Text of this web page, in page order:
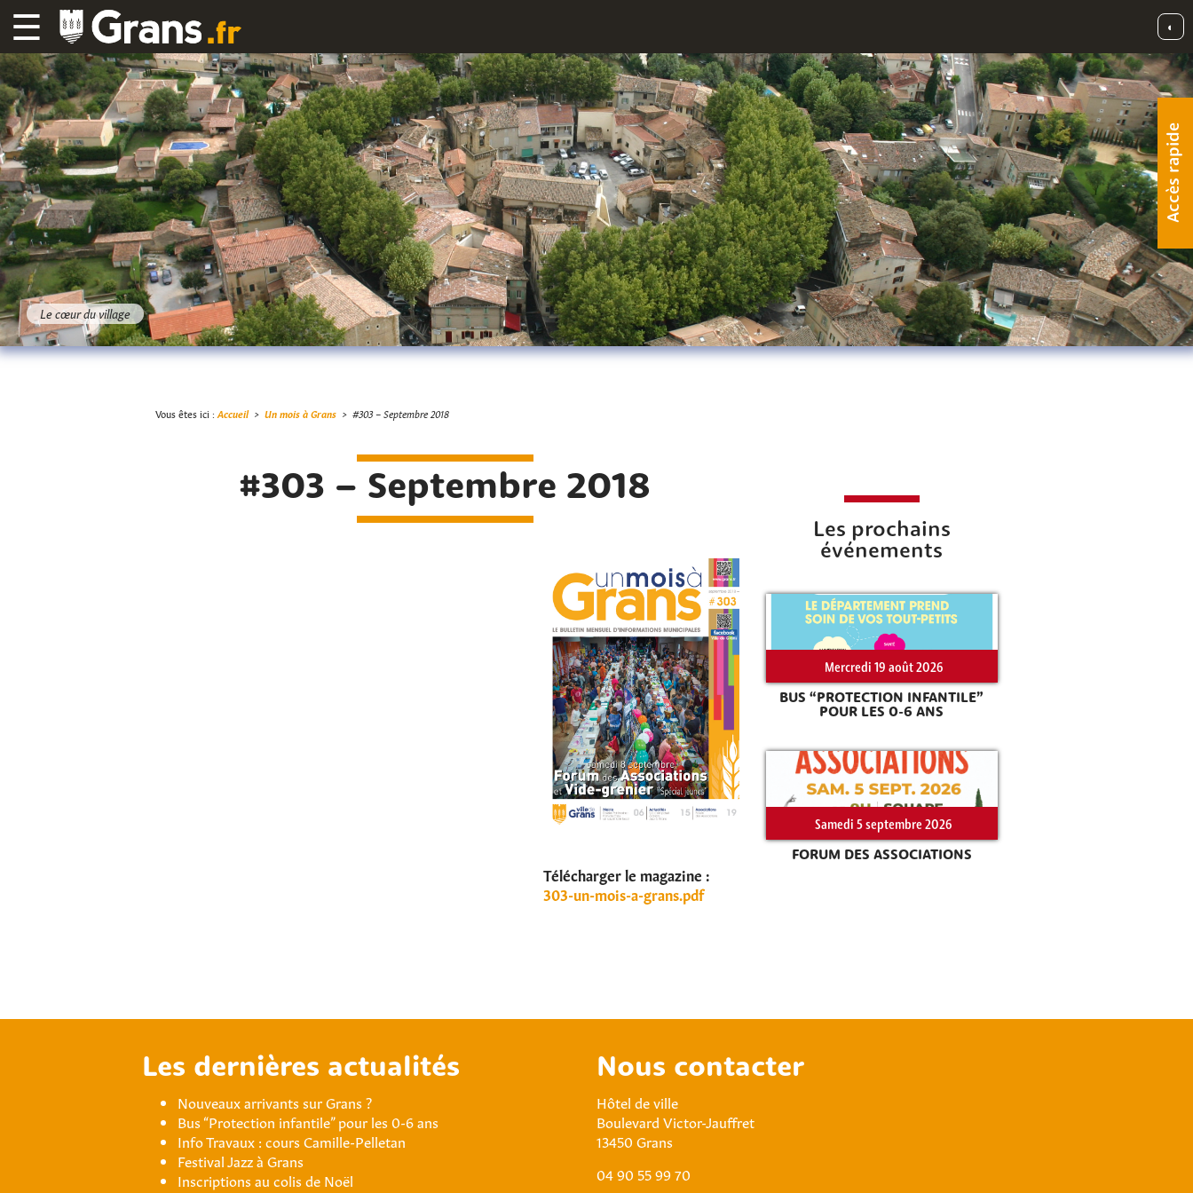
☰ ◐
Accès rapide
Rechercher sur le site
Le cœur du village
Vous êtes ici : Accueil> Un mois à Grans > #303 – Septembre 2018
#303 – Septembre 2018
Télécharger le magazine :
303-un-mois-a-grans.pdf
Les prochains
événements
Mercredi 19 août 2026
BUS “PROTECTION INFANTILE”
POUR LES 0-6 ANS
Samedi 5 septembre 2026
FORUM DES ASSOCIATIONS
Les dernières actualités
Nouveaux arrivants sur Grans ?
Bus “Protection infantile” pour les 0-6 ans
Info Travaux : cours Camille-Pelletan
Festival Jazz à Grans
Inscriptions au colis de Noël
Nous contacter
Hôtel de ville
Boulevard Victor-Jauffret
13450 Grans
04 90 55 99 70